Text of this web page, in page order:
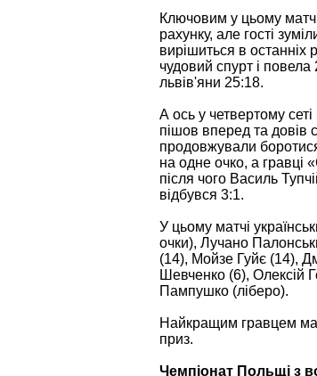
Ключовим у цьому
рахунку, але гості
вирішиться в
чудовий спурт і
львів'яни 25:18.
А ось у четвертому
пішов вперед та довів
продовжували
на одне очко, а гравці
після чого Василь
відбувся 3:1.
У цьому матчі
очки), Лучано
(14), Мойзе Гуйє (14),
Шевченко (6), Олексій
Пампушко (ліберо).
Найкращим гравцем
приз.
Чемпіонат Польщі з